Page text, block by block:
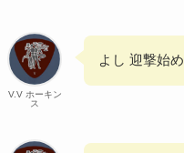
V.V ホーキン
ス
よし 迎撃始め